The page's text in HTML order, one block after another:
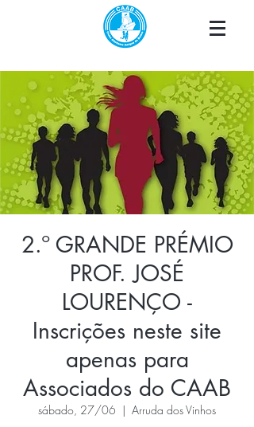
2.º GRANDE PRÉMIO
PROF. JOSÉ
LOURENÇO -
Inscrições neste site
apenas para
Associados do CAAB
sábado, 27/06
  |
Arruda dos Vinhos